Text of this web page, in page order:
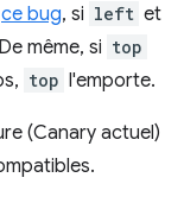
ce bug, si left et
même, si top
top l'emporte.
(Canary actuel)